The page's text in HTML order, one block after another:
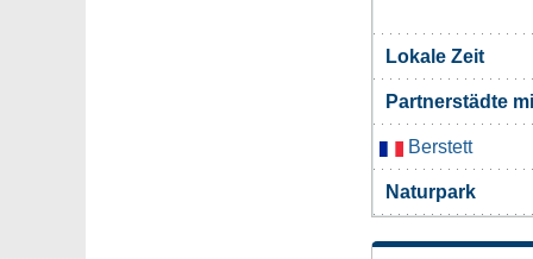
Lokale Zeit
Partnerstädte
Berstett
Naturpark